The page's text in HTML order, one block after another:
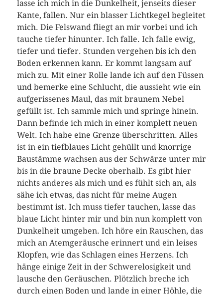
lasse ich mich in die Dunkelheit, jenseits dieser
Kante, fallen. Nur ein blasser Lichtkegel begleitet
mich. Die Felswand fliegt an mir vorbei und ich
tauche tiefer hinunter. Ich falle. Ich falle ewig,
tiefer und tiefer. Stunden vergehen bis ich den
Boden erkennen kann. Er kommt langsam auf
mich zu. Mit einer Rolle lande ich auf den Füssen
und bemerke eine Schlucht, die aussieht wie ein
aufgerissenes Maul, das mit braunem Nebel
gefüllt ist. Ich sammle mich und springe hinein.
Dann befinde ich mich in einer komplett neuen
Welt. Ich habe eine Grenze überschritten. Alles
ist in ein tiefblaues Licht gehüllt und knorrige
Baustämme wachsen aus der Schwärze unter mir
bis in die braune Decke oberhalb. Es gibt hier
nichts anderes als mich und es fühlt sich an, als
sähe ich etwas, das nicht für meine Augen
bestimmt ist. Ich muss tiefer tauchen, lasse das
blaue Licht hinter mir und bin nun komplett von
Dunkelheit umgeben. Ich höre ein Rauschen, das
mich an Atemgeräusche erinnert und ein leises
Klopfen, wie das Schlagen eines Herzens. Ich
hänge einige Zeit in der Schwerelosigkeit und
lausche den Geräuschen. Plötzlich breche ich
durch einen Boden und lande in einer Höhle, die